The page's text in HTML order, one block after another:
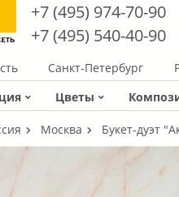
+7 (495) 974-70-90
+7 (495) 540-40-90
Санкт-Петербург
Цветы
Москва Букет-дуэт